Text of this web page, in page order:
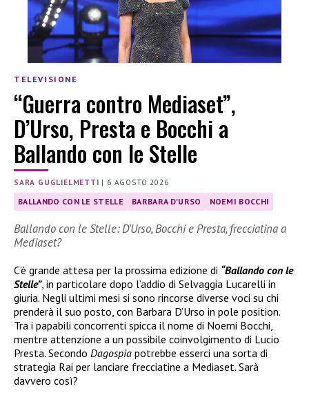
TELEVISIONE
“Guerra contro Mediaset”,
D’Urso, Presta e Bocchi a
Ballando con le Stelle
SARA GUGLIELMETTI | 6 AGOSTO 2026
BALLANDO CON LE STELLE BARBARA D'URSO NOEMI BOCCHI
Ballando con le Stelle: D’Urso, Bocchi e Presta, frecciatina a
Mediaset?
C’è grande attesa per la prossima edizione di “Ballando con le
Stelle”, in particolare dopo l’addio di Selvaggia Lucarelli in
giuria. Negli ultimi mesi si sono rincorse diverse voci su chi
prenderà il suo posto, con Barbara D’Urso in pole position.
Tra i papabili concorrenti spicca il nome di Noemi Bocchi,
mentre attenzione a un possibile coinvolgimento di Lucio
Presta. Secondo Dagospia potrebbe esserci una sorta di
strategia Rai per lanciare frecciatine a Mediaset. Sarà
davvero così?